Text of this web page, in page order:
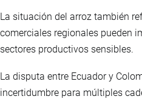
La situación del arroz también
comerciales regionales pueden
sectores productivos sensibles.
La disputa entre Ecuador y
incertidumbre para múltiples